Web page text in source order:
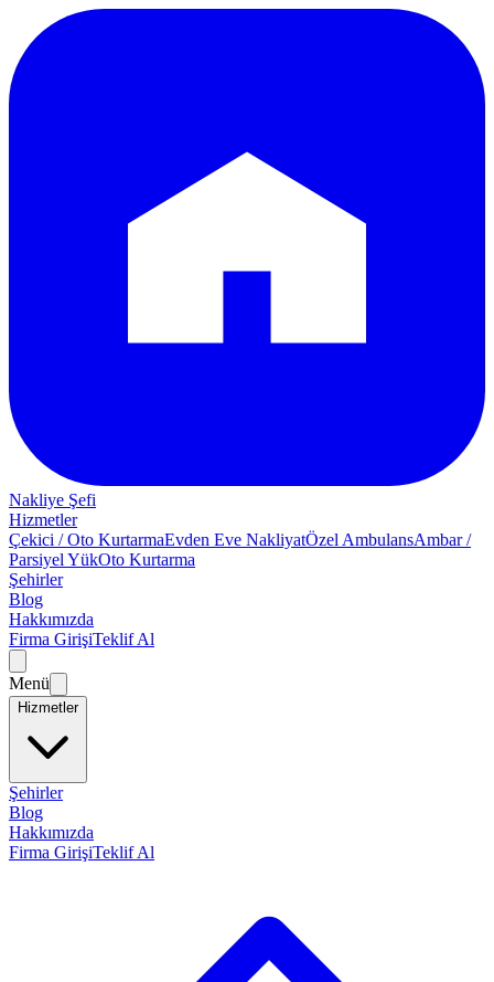
Nakliye Şefi
Hizmetler
Çekici / Oto KurtarmaEvden Eve NakliyatÖzel AmbulansAmbar /
Parsiyel YükOto Kurtarma
Şehirler
Blog
Hakkımızda
Firma GirişiTeklif Al
Menü
Hizmetler
Şehirler
Blog
Hakkımızda
Firma GirişiTeklif Al